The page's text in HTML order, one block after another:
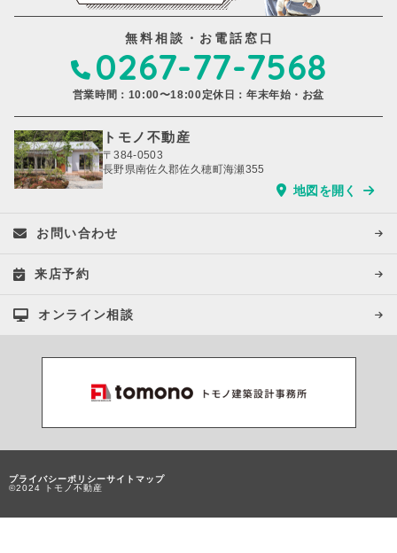
無料相談・お電話窓口
0267-77-7568
営業時間：10:00〜18:00定休日：年末年始・お盆
トモノ不動産
〒384-0503
長野県南佐久郡佐久穂町海瀬355
地図を開く
お問い合わせ
来店予約
オンライン相談
プライバシーポリシーサイトマップ
©2024 トモノ不動産